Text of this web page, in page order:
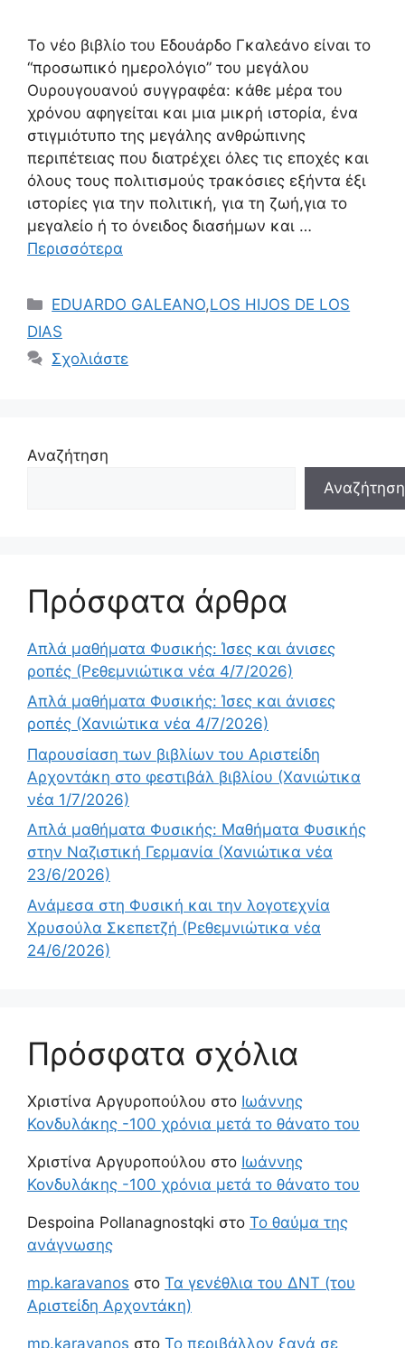
Το νέο βιβλίο του Εδουάρδο Γκαλεάνο είναι το
“προσωπικό ημερολόγιο” του μεγάλου
Ουρουγουανού συγγραφέα: κάθε μέρα του
χρόνου αφηγείται και μια μικρή ιστορία, ένα
στιγμιότυπο της μεγάλης ανθρώπινης
περιπέτειας που διατρέχει όλες τις εποχές και
όλους τους πολιτισμούς τρακόσιες εξήντα έξι
ιστορίες για την πολιτική, για τη ζωή,για το
μεγαλείο ή το όνειδος διασήμων και …
Περισσότερα
Κατηγορίες
EDUARDO GALEANO,LOS HIJOS DE LOS
DIAS
Σχολιάστε
Αναζήτηση
Αναζήτηση
Πρόσφατα άρθρα
Απλά μαθήματα Φυσικής: Ίσες και άνισες
ροπές (Ρεθεμνιώτικα νέα 4/7/2026)
Απλά μαθήματα Φυσικής: Ίσες και άνισες
ροπές (Χανιώτικα νέα 4/7/2026)
Παρουσίαση των βιβλίων του Αριστείδη
Αρχοντάκη στο φεστιβάλ βιβλίου (Χανιώτικα
νέα 1/7/2026)
Απλά μαθήματα Φυσικής: Μαθήματα Φυσικής
στην Ναζιστική Γερμανία (Χανιώτικα νέα
23/6/2026)
Ανάμεσα στη Φυσική και την λογοτεχνία
Χρυσούλα Σκεπετζή (Ρεθεμνιώτικα νέα
24/6/2026)
Πρόσφατα σχόλια
Χριστίνα Αργυροπούλου στο Ιωάννης
Κονδυλάκης -100 χρόνια μετά το θάνατο του
Χριστίνα Αργυροπούλου στο Ιωάννης
Κονδυλάκης -100 χρόνια μετά το θάνατο του
Despoina Pollanagnostqki στο Το θαύμα της
ανάγνωσης
mp.karavanos στο Τα γενέθλια του ΔΝΤ (του
Αριστείδη Αρχοντάκη)
mp.karavanos στο Το περιβάλλον ξανά σε